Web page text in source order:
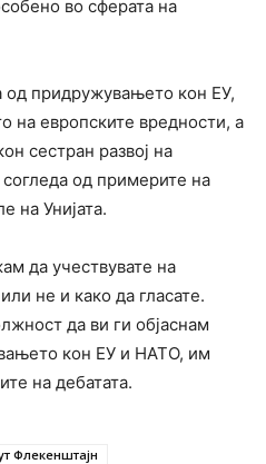
во сферата на
од придружувањето кон ЕУ,
на европските вредности, а
сестран развој на
од примерите на
на Унијата.
да учествувате на
не и како да гласате.
да ви ги објаснам
кон ЕУ и НАТО, им
на дебатата.
Флекенштајн